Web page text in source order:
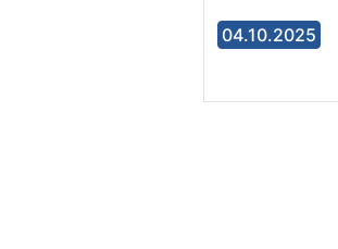
04.10.2025